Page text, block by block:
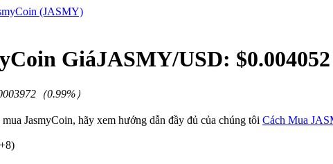
(JASMY)
GiáJASMY/USD: $0.004052
（0.99%）
JasmyCoin, hãy xem hướng dẫn đầy đủ của chúng tôi Cách Mua